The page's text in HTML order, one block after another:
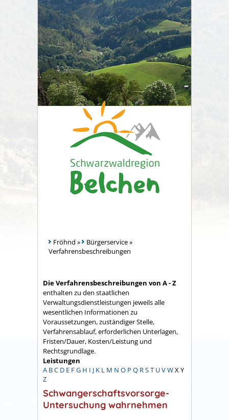
Fröhnd » Bürgerservice»
Verfahrensbeschreibungen
Die Verfahrensbeschreibungen von A - Z
enthalten zu den staatlichen
Verwaltungsdienstleistungen jeweils alle
wesentlichen Informationen zu
Voraussetzungen, zuständiger Stelle,
Verfahrensablauf, erforderlichen Unterlagen,
Fristen/Dauer, Kosten/Leistung und
Rechtsgrundlage.
Leistungen
A BC D E FG H I J K L M N O P Q RST UVWX Y
Z
Schwangerschaftsvorsorge-
Untersuchung wahrnehmen